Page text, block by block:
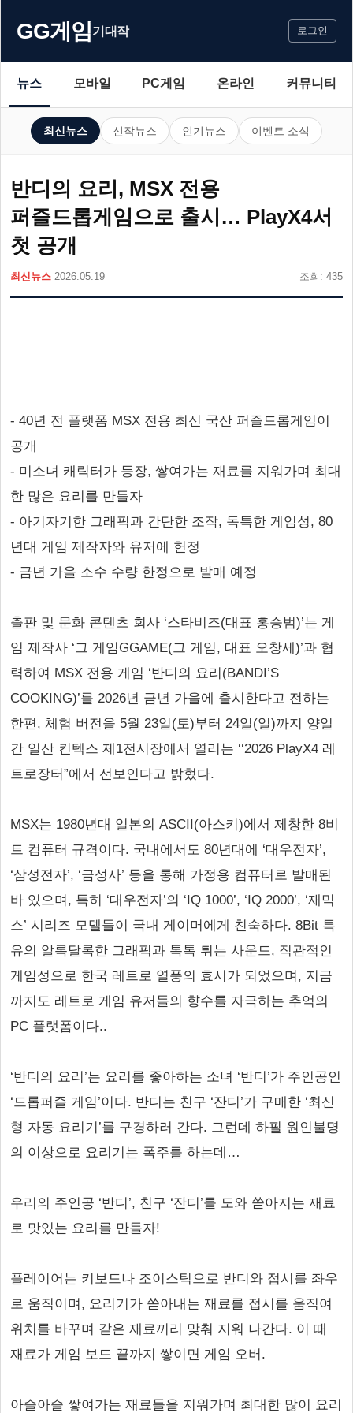
GG게임기대작 로그인
뉴스 모바일 PC게임 온라인 커뮤니티
최신뉴스 신작뉴스 인기뉴스 이벤트 소식
반디의 요리, MSX 전용
퍼즐드롭게임으로 출시… PlayX4서
첫 공개
최신뉴스 2026.05.19 조회: 435
- 40년 전 플랫폼 MSX 전용 최신 국산 퍼즐드롭게임이
공개
- 미소녀 캐릭터가 등장, 쌓여가는 재료를 지워가며 최대
한 많은 요리를 만들자
- 아기자기한 그래픽과 간단한 조작, 독특한 게임성, 80
년대 게임 제작자와 유저에 헌정
- 금년 가을 소수 수량 한정으로 발매 예정
출판 및 문화 콘텐츠 회사 ‘스타비즈(대표 홍승범)’는 게
임 제작사 ‘그 게임GGAME(그 게임, 대표 오창세)’과 협
력하여 MSX 전용 게임 ‘반디의 요리(BANDI’S
COOKING)’를 2026년 금년 가을에 출시한다고 전하는
한편, 체험 버전을 5월 23일(토)부터 24일(일)까지 양일
간 일산 킨텍스 제1전시장에서 열리는 ‘‘2026 PlayX4 레
트로장터”에서 선보인다고 밝혔다.
MSX는 1980년대 일본의 ASCII(아스키)에서 제창한 8비
트 컴퓨터 규격이다. 국내에서도 80년대에 ‘대우전자’,
‘삼성전자’, ‘금성사’ 등을 통해 가정용 컴퓨터로 발매된
바 있으며, 특히 ‘대우전자’의 ‘IQ 1000’, ‘IQ 2000’, ‘재믹
스’ 시리즈 모델들이 국내 게이머에게 친숙하다. 8Bit 특
유의 알록달록한 그래픽과 톡톡 튀는 사운드, 직관적인
게임성으로 한국 레트로 열풍의 효시가 되었으며, 지금
까지도 레트로 게임 유저들의 향수를 자극하는 추억의
PC 플랫폼이다..
‘반디의 요리’는 요리를 좋아하는 소녀 ‘반디’가 주인공인
‘드롭퍼즐 게임’이다. 반디는 친구 ‘잔디’가 구매한 ‘최신
형 자동 요리기’를 구경하러 간다. 그런데 하필 원인불명
의 이상으로 요리기는 폭주를 하는데…
우리의 주인공 ‘반디’, 친구 ‘잔디’를 도와 쏟아지는 재료
로 맛있는 요리를 만들자!
플레이어는 키보드나 조이스틱으로 반디와 접시를 좌우
로 움직이며, 요리기가 쏟아내는 재료를 접시를 움직여
위치를 바꾸며 같은 재료끼리 맞춰 지워 나간다. 이 때
재료가 게임 보드 끝까지 쌓이면 게임 오버.
아슬아슬 쌓여가는 재료들을 지워가며 최대한 많이 요리